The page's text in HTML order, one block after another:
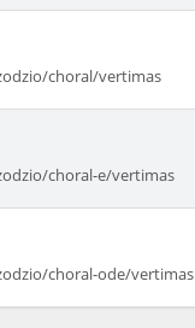
choral/vertimas
choral-e/vertimas
choral-ode/vertimas